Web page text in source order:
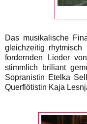
Das musikalische
gleichzeitig rhytmisch
fordernden Lieder
stimmlich briliant
Sopranistin Etelka
Querflötistin Kaja